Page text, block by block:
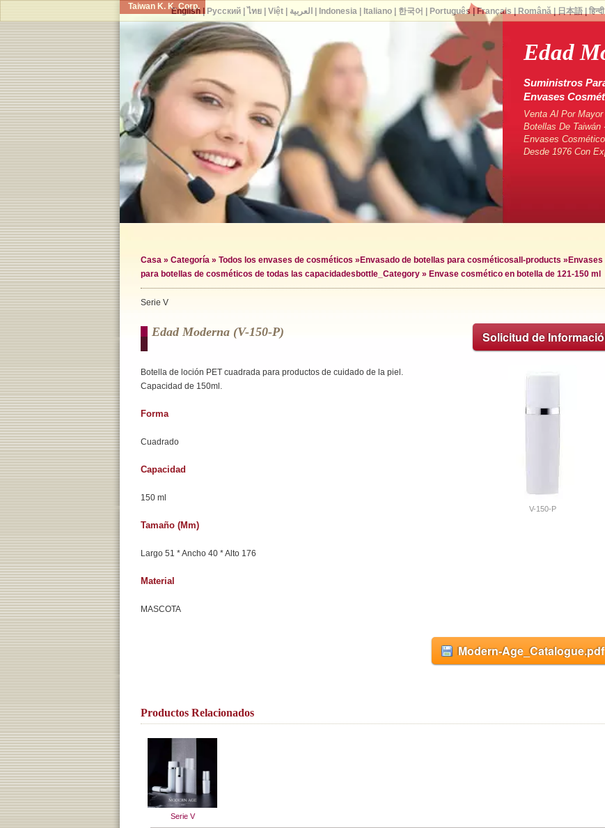
Taiwan K. K. Corp.
Edad
Suministros
Envases
Venta Al Por
Botellas De Taiwán
Envases
Desde 1976 Con
Casa » Categoría » Todos los envases de cosméticos » Envasado de botellas para cosméticosall-products » Envases
para botellas de cosméticos de todas las capacidades bottle_Category » Envase cosmético en botella de 121-150 ml
Serie V
Solicitud de
Edad Moderna (v-150-P)
V-150-P
Botella de loción PET cuadrada para productos de cuidado de la piel.
Capacidad de 150ml.
Forma
Cuadrado
Capacidad
150 ml
Tamaño (mm)
Largo 51 * Ancho 40 * Alto 176
Material
MASCOTA
Modern-Age_Catalogue.pdf
Productos Relacionados
Serie V
English| Русский| ไทย| Việt| العربية Indonesia| Italiano| 한국어 Português Français Română| 日本語| हिन्दी|